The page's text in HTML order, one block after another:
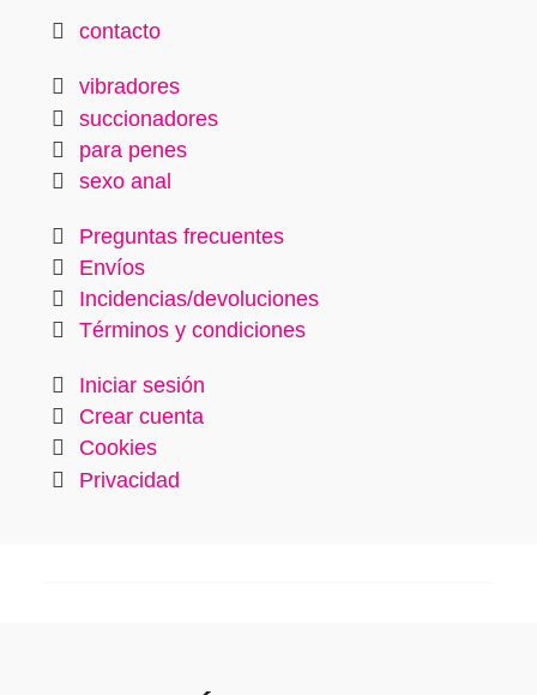
contacto
vibradores
succionadores
para penes
sexo anal
Preguntas frecuentes
Envíos
Incidencias/devoluciones
Términos y condiciones
Iniciar sesión
Crear cuenta
Cookies
Privacidad